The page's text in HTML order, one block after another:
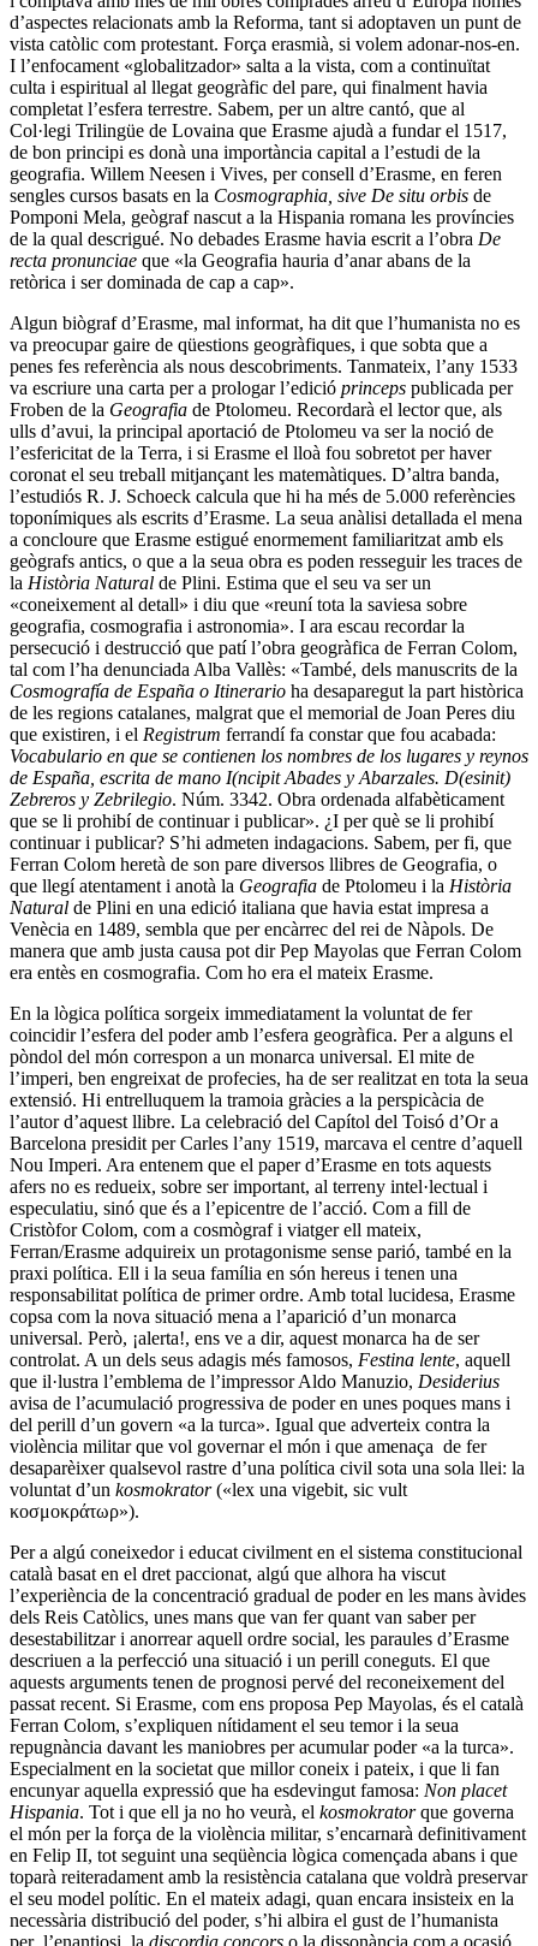
d’aspectes relacionats amb la Reforma, tant si adoptaven un punt de
vista catòlic com protestant. Força erasmià, si volem adonar-nos-en.
I l’enfocament «globalitzador» salta a la vista, com a continuïtat
culta i espiritual al llegat geogràfic del pare, qui finalment havia
completat l’esfera terrestre. Sabem, per un altre cantó, que al
Col·legi Trilingüe de Lovaina que Erasme ajudà a fundar el 1517,
de bon principi es donà una importància capital a l’estudi de la
geografia. Willem Neesen i Vives, per consell d’Erasme, en feren
sengles cursos basats en la Cosmographia, sive De situ orbis de
Pomponi Mela, geògraf nascut a la Hispania romana les províncies
de la qual descrigué. No debades Erasme havia escrit a l’obra De
recta pronunciae que «la Geografia hauria d’anar abans de la
retòrica i ser dominada de cap a cap».
Algun biògraf d’Erasme, mal informat, ha dit que l’humanista no es
va preocupar gaire de qüestions geogràfiques, i que sobta que a
penes fes referència als nous descobriments. Tanmateix, l’any 1533
va escriure una carta per a prologar l’edició princeps publicada per
Froben de la Geografia de Ptolomeu. Recordarà el lector que, als
ulls d’avui, la principal aportació de Ptolomeu va ser la noció de
l’esfericitat de la Terra, i si Erasme el lloà fou sobretot per haver
coronat el seu treball mitjançant les matemàtiques. D’altra banda,
l’estudiós R. J. Schoeck calcula que hi ha més de 5.000 referències
toponímiques als escrits d’Erasme. La seua anàlisi detallada el mena
a concloure que Erasme estigué enormement familiaritzat amb els
geògrafs antics, o que a la seua obra es poden resseguir les traces de
la Història Natural de Plini. Estima que el seu va ser un
«coneixement al detall» i diu que «reuní tota la saviesa sobre
geografia, cosmografia i astronomia». I ara escau recordar la
persecució i destrucció que patí l’obra geogràfica de Ferran Colom,
tal com l’ha denunciada Alba Vallès: «També, dels manuscrits de la
Cosmografía de España o Itinerario ha desaparegut la part històrica
de les regions catalanes, malgrat que el memorial de Joan Peres diu
que existiren, i el Registrum ferrandí fa constar que fou acabada:
Vocabulario en que se contienen los nombres de los lugares y reynos
de España, escrita de mano I(ncipit Abades y Abarzales. D(esinit)
Zebreros y Zebrilegio. Núm. 3342. Obra ordenada alfabèticament
que se li prohibí de continuar i publicar». ¿I per què se li prohibí
continuar i publicar? S’hi admeten indagacions. Sabem, per fi, que
Ferran Colom heretà de son pare diversos llibres de Geografia, o
que llegí atentament i anotà la Geografia de Ptolomeu i la Història
Natural de Plini en una edició italiana que havia estat impresa a
Venècia en 1489, sembla que per encàrrec del rei de Nàpols. De
manera que amb justa causa pot dir Pep Mayolas que Ferran Colom
era entès en cosmografia. Com ho era el mateix Erasme.
En la lògica política sorgeix immediatament la voluntat de fer
coincidir l’esfera del poder amb l’esfera geogràfica. Per a alguns el
pòndol del món correspon a un monarca universal. El mite de
l’imperi, ben engreixat de profecies, ha de ser realitzat en tota la seua
extensió. Hi entrelluquem la tramoia gràcies a la perspicàcia de
l’autor d’aquest llibre. La celebració del Capítol del Toisó d’Or a
Barcelona presidit per Carles l’any 1519, marcava el centre d’aquell
Nou Imperi. Ara entenem que el paper d’Erasme en tots aquests
afers no es redueix, sobre ser important, al terreny intel·lectual i
especulatiu, sinó que és a l’epicentre de l’acció. Com a fill de
Cristòfor Colom, com a cosmògraf i viatger ell mateix,
Ferran/Erasme adquireix un protagonisme sense parió, també en la
praxi política. Ell i la seua família en són hereus i tenen una
responsabilitat política de primer ordre. Amb total lucidesa, Erasme
copsa com la nova situació mena a l’aparició d’un monarca
universal. Però, ¡alerta!, ens ve a dir, aquest monarca ha de ser
controlat. A un dels seus adagis més famosos, Festina lente, aquell
que il·lustra l’emblema de l’impressor Aldo Manuzio, Desiderius
avisa de l’acumulació progressiva de poder en unes poques mans i
del perill d’un govern «a la turca». Igual que adverteix contra la
violència militar que vol governar el món i que amenaça de fer
desaparèixer qualsevol rastre d’una política civil sota una sola llei: la
voluntat d’un kosmokrator(«lex una vigebit, sic vult
κοσμοκράτωρ»).
Per a algú coneixedor i educat civilment en el sistema constitucional
català basat en el dret paccionat, algú que alhora ha viscut
l’experiència de la concentració gradual de poder en les mans àvides
dels Reis Catòlics, unes mans que van fer quant van saber per
desestabilitzar i anorrear aquell ordre social, les paraules d’Erasme
descriuen a la perfecció una situació i un perill coneguts. El que
aquests arguments tenen de prognosi pervé del reconeixement del
passat recent. Si Erasme, com ens proposa Pep Mayolas, és el català
Ferran Colom, s’expliquen nítidament el seu temor i la seua
repugnància davant les maniobres per acumular poder «a la turca».
Especialment en la societat que millor coneix i pateix, i que li fan
encunyar aquella expressió que ha esdevingut famosa: Non placet
Hispania. Tot i que ell ja no ho veurà, el kosmokratorque governa
el món per la força de la violència militar, s’encarnarà definitivament
en Felip II, tot seguint una seqüència lògica començada abans i que
toparà reiteradament amb la resistència catalana que voldrà preservar
el seu model polític. En el mateix adagi, quan encara insisteix en la
necessària distribució del poder, s’hi albira el gust de l’humanista
per l’enantiosi, la discordia concors o la dissonància com a ocasió